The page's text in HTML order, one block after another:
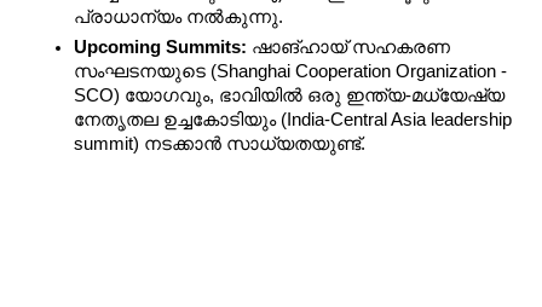
പ്രാധാന്യം നൽകുന്നു.
Upcoming Summits: ഷാങ്ഹായ് സഹകരണ
സംഘടനയുടെ (Shanghai Cooperation Organization -
SCO) യോഗവും, ഭാവിയിൽ ഒരു ഇന്ത്യ-മധ്യേഷ്യ
നേതൃതല ഉച്ചകോടിയും (India-Central Asia leadership
summit) നടക്കാൻ സാധ്യതയുണ്ട്.